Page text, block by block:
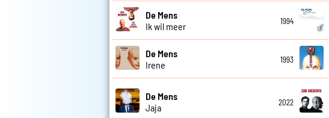
De Mens
Ik wil meer
1994
De Mens
Irene
1993
De Mens
Jaja
2022